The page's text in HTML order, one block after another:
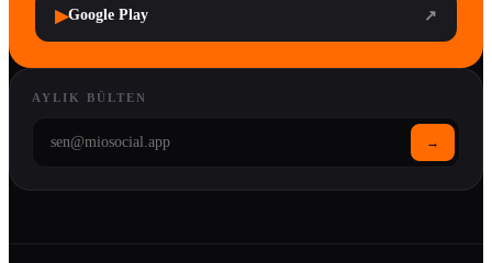
▶Google Play ↗
AYLIK BÜLTEN
→